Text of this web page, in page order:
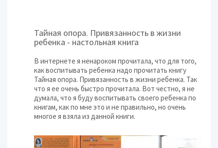
Тайная опора. Привязанность в жизни
ребенка - настольная книга
В интернете я ненароком прочитала, что для того,
как воспитывать ребенка надо прочитать книгу
Тайная опора. Привязанность в жизни ребенка. Так
что я ее очень быстро прочитала. Вот честно, я не
думала, что я буду воспитывать своего ребенка по
книгам, как по мне это и не правильно, но очень
многое я взяла из данной книги.